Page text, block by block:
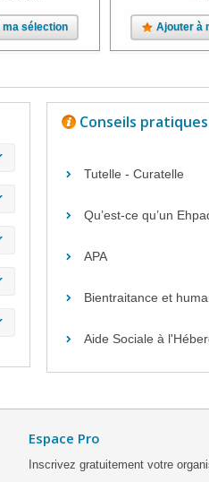
ma sélection Ajouter à
Conseils pratiques
Tutelle - Curatelle
Qu’est-ce qu’un
APA
Bientraitance et
Aide Sociale à
Espace Pro
Inscrivez gratuitement votre